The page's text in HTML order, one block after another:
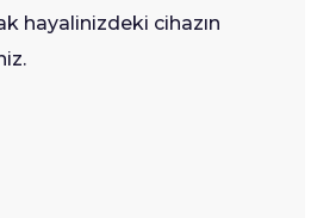
hayalinizdeki cihazın